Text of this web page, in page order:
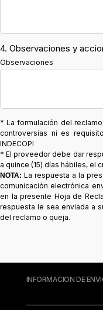
4. Observaciones y
Observaciones
* La formulación del
controversias ni es
INDECOPI
* El proveedor debe dar
a quince (15) días hábiles, el
NOTA: La respuesta a la
comunicación electrónica
en la presente Hoja de
respuesta le sea enviada a
del reclamo o queja.
INFORMACION DE